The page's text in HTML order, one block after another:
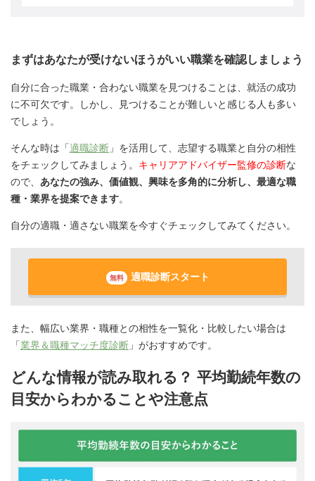
まずはあなたが受けないほうがいい職業を確認しましょう
自分に合った職業・合わない職業を見つけることは、就活の成功
に不可欠です。しかし、見つけることが難しいと感じる人も多い
でしょう。
そんな時は「適職診断 」を活用して、志望する職業と自分の相性
をチェックしてみましょう。 キャリアアドバイザー監修の診断な
ので、 あなたの強み、価値観、興味を多角的に分析し、最適な職
種・業界を提案できます。
自分の適職・適さない職業を今すぐチェックしてみてください。
無料 適職診断スタート
また、幅広い業界・職種との相性を一覧化・比較したい場合は
「業界＆職種マッチ度診断 」がおすすめです。
どんな情報が読み取れる？ 平均勤続年数の
目安からわかることや注意点